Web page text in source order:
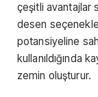
çeşitli avantajlar
desen
potansiyeline
kullanıldığında
zemin oluşturur.